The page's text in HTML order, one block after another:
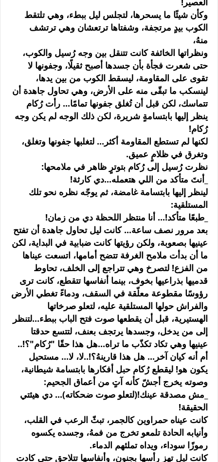
وكأن شيئًا ما يسحرها، لتجلس ليل ببطء، وهي تلتقط
الكوب بيدٍ مرتجفة، وشفتاها ترتعشان وهي ترتشف
منهُ،
ونظراتها الخائفة كانت تتنقل بين وجه رُسيل والكوب،
حتى شعرت فجأة بأن جسدها أصبح ثقيلًا، وجفونها لا
تقوى على المقاومة، ليسقط الكوب من بين يدها،
لينسكب ما تبقّى منه على الأرض، وهي تحاول جاهدة أن
تتماسك، لكن قبل أن تُغلق جفونها تمامًا... رأت رُكام
ينظر إليها بابتسامةٍ شريرة، لكن ذلك الوجه لم يكن وجه
رُكام!
لكنها لم تستطع المقاومة أكثر... لتغلبها جفونها وتغلق،
وتغرق في ظلامٍ عميق.
نظرت رُسيل إلى رُكام بتوترٍ ظاهر في ملامحها:
_أنتَ متأكد من اللي هتعمله...دي كارثة!
لينظر إليها بابتسامة غامضة، ثم يوجّه نظره نحو تلك
المستلقية:
_طبعًا متأكد!... أنا منتظر اللحظة دي من زمان!
بعد مرور نصف ساعة... كانت ليل تحاول جاهدة أن تفتح
عينيها بصعوبة، ولكن رؤيتها كانت ضبابية في البداية، لكن
ما أن بدأت ملامح الغرفة تتضح أمامها، اتسعت عيناها
من الفزع! لتصرخ وهي تتراجع إلى الخلف، تحاوط
قدميها بذراعيها بخوف، بينما أنفاسها تتقطع، كانت ترى
رؤوسًا مقطوعة معلّقة في السقف، ودماءً تغطي الأرض
والفراش حولها المستلقية عليه، لتعلو صرخاتها
الهستيرية، قبل أن يقطعها صوت فتح الباب ببطء...لتنظر
إلى من يدخل، وجسدها يرتجف بعنف، لتتسع حدقتا
عينيها وهي تكاد تكذّب ما تراه...هل هذا حقًا "رُكام"؟!..
أم أنه كيان آخر... هل هذا قارينهُ؟!..لا، لا... مستحيل
يكون هو! ليقطع رُكام حبل أفكارها بابتسامة شيطانية،
وصوته يخرج أجشّ كأنه آتٍ من أعماق الجحيم:
_مش مصدقة عينك!(لتعلو صوت ضحكاته)... دي هيئتي
الحقيقة!
كانت عيناه حمراوين كالجمر، تبثّ الرعب في القلب،
وأنيابه الحادة تلمعو تخرج من فمهُ، وجسده يكسوه
رموزًا سوداء، ويداه تملئهم الدماء.
كانت ليل تهز رأسها بجنون، وأنفاسها تتلاحق حتى كادت